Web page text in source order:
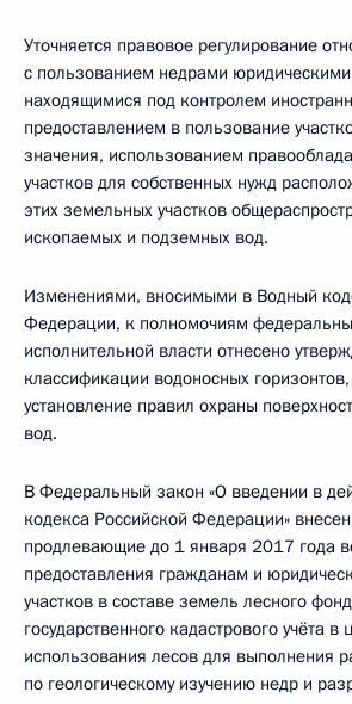
Уточняется правовое регулирование
с пользованием недрами
находящимися под контролем
предоставлением в пользование
значения, использованием
участков для собственных нужд
этих земельных участков
ископаемых и подземных вод.
Изменениями, вносимыми в Водный
Федерации, к полномочиям
исполнительной власти отнесено
классификации водоносных
установление правил охраны
вод.
В Федеральный закон «О введении в
кодекса Российской Федерации»
продлевающие до 1 января 2017 года
предоставления гражданам и
участков в составе земель лесного
государственного кадастрового учёта в
использования лесов для выполнения
по геологическому изучению недр и